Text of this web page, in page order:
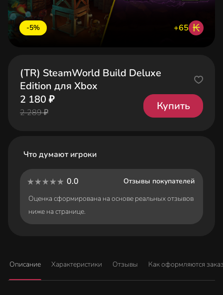
-5% +65 ₭
(TR) SteamWorld Build Deluxe
Edition для Xbox
2 180 ₽
2 289 ₽
Купить
Что думают игроки
0.0
Отзывы покупателей
Оценка сформирована на основе реальных отзывов
ниже на странице.
Описание Характеристики Отзывы Как оформляются